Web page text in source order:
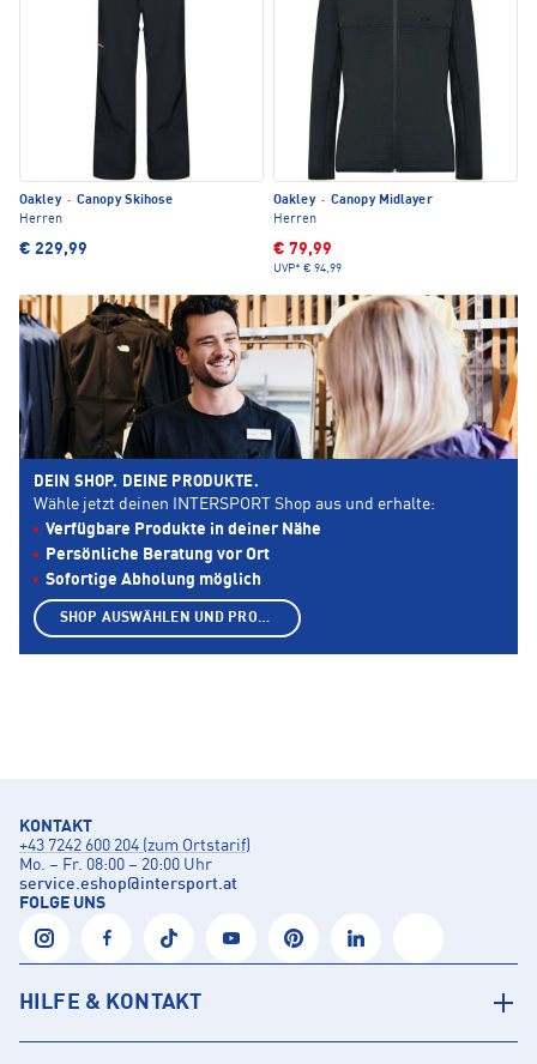
Oakley · Canopy Skihose
Herren
€ 229,99
Oakley · Canopy Midlayer
Herren
€ 79,99
UVP* € 94,99
DEIN SHOP. DEINE PRODUKTE.
Wähle jetzt deinen INTERSPORT Shop aus und erhalte:
Verfügbare Produkte in deiner Nähe
Persönliche Beratung vor Ort
Sofortige Abholung möglich
SHOP AUSWÄHLEN UND PRODUKTE ANZEIGEN
KONTAKT
+43 7242 600 204 (zum Ortstarif)
Mo. – Fr. 08:00 – 20:00 Uhr
service.eshop@intersport.at
FOLGE UNS
HILFE & KONTAKT